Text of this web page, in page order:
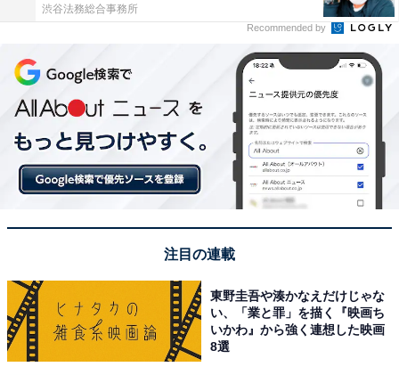
渋谷法務総合事務所
Recommended by
注目の連載
東野圭吾や湊かなえだけじゃな
い、「業と罪」を描く『映画ち
いかわ』から強く連想した映画
8選